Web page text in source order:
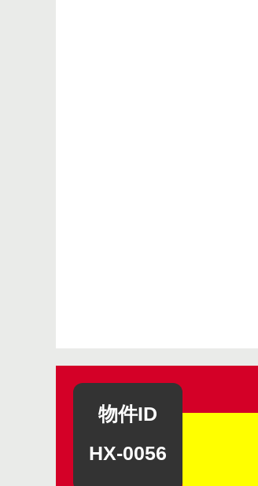
物件ID
HX-0056